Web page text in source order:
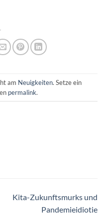
am Neuigkeiten. Setze ein
permalink.
Kita-Zukunftsmurks und
Pandemieidiotie